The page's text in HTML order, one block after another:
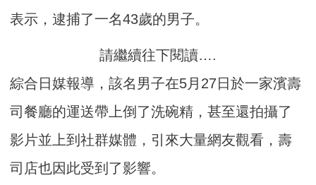
表示，逮捕了一名43歲的男子。
請繼續往下閱讀….
綜合日媒報導，該名男子在5月27日於一家濱壽
司餐廳的運送帶上倒了洗碗精，甚至還拍攝了
影片並上到社群媒體，引來大量網友觀看，壽
司店也因此受到了影響。